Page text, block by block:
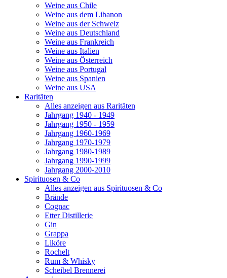
Weine aus Chile
Weine aus dem Libanon
Weine aus der Schweiz
Weine aus Deutschland
Weine aus Frankreich
Weine aus Italien
Weine aus Österreich
Weine aus Portugal
Weine aus Spanien
Weine aus USA
Raritäten
Alles anzeigen aus Raritäten
Jahrgang 1940 - 1949
Jahrgang 1950 - 1959
Jahrgang 1960-1969
Jahrgang 1970-1979
Jahrgang 1980-1989
Jahrgang 1990-1999
Jahrgang 2000-2010
Spirituosen & Co
Alles anzeigen aus Spirituosen & Co
Brände
Cognac
Etter Distillerie
Gin
Grappa
Liköre
Rochelt
Rum & Whisky
Scheibel Brennerei